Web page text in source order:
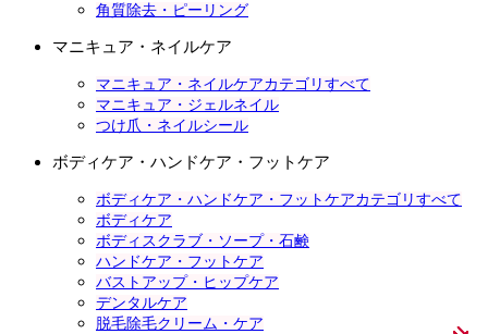
角質除去・ピーリング
マニキュア・ネイルケア
マニキュア・ネイルケアカテゴリすべて
マニキュア・ジェルネイル
つけ爪・ネイルシール
ボディケア・ハンドケア・フットケア
ボディケア・ハンドケア・フットケアカテゴリすべて
ボディケア
ボディスクラブ・ソープ・石鹸
ハンドケア・フットケア
バストアップ・ヒップケア
デンタルケア
脱毛除毛クリーム・ケア